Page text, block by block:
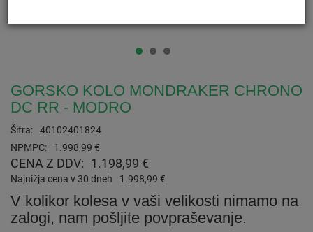
GORSKO KOLO MONDRAKER CHRONO
DC RR - MODRO
Šifra:
40102401824
NPMPC:
1.998,99 €
CENA Z DDV: 1.198,99 €
Najnižja cena v 30 dneh 1.998,99 €
V kolikor kolesa v vaši velikosti nimamo na
zalogi, nam pošljite povpraševanje.